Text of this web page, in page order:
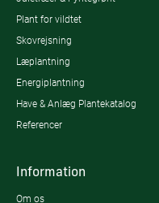
Plant for vildtet
Skovrejsning
Læplantning
Energiplantning
Have & Anlæg Plantekatalog
Referencer
Information
Om os